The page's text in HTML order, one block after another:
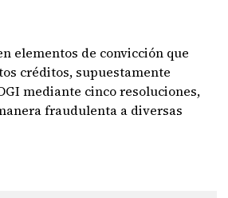
elementos de convicción que
créditos, supuestamente
mediante cinco resoluciones,
fraudulenta a diversas